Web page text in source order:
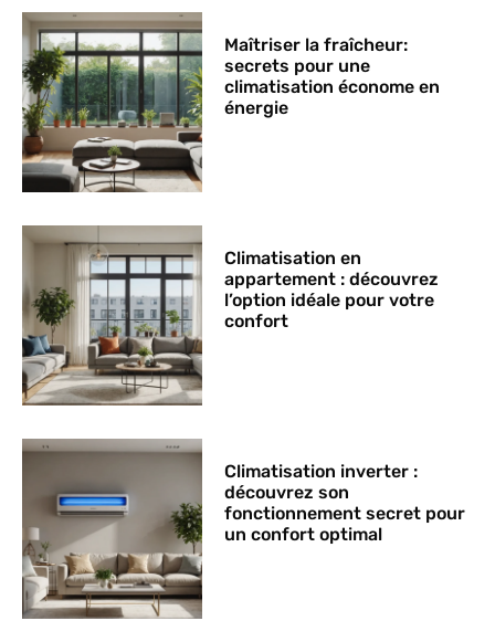
Maîtriser la fraîcheur:
secrets pour une
climatisation économe en
énergie
Climatisation en
appartement : découvrez
l’option idéale pour votre
confort
Climatisation inverter :
découvrez son
fonctionnement secret pour
un confort optimal